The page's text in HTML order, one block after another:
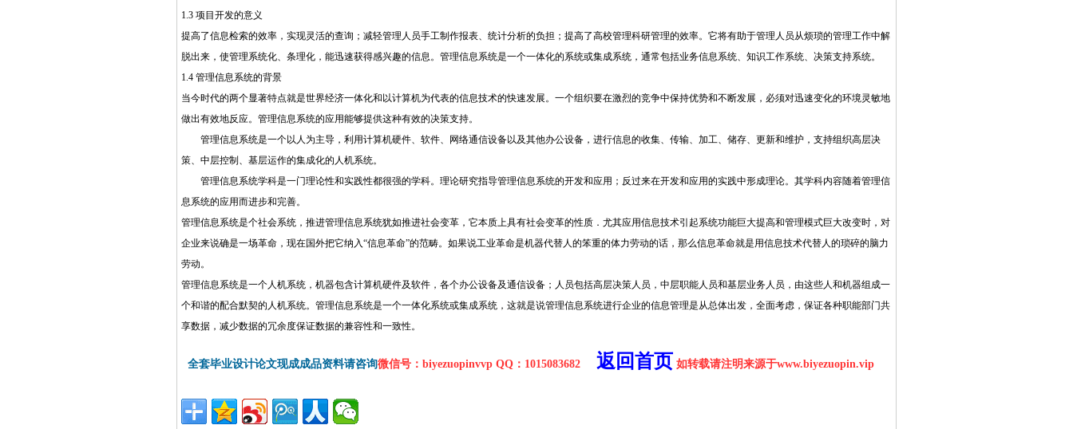
1.3 项目开发的意义
提高了信息检索的效率，实现灵活的查询；减轻管理人员手工制作报表、统计分析的负担；提高了高校管理科研管理的效率。它将有助于管理人员从烦琐的管理工作中解
脱出来，使管理系统化、条理化，能迅速获得感兴趣的信息。管理信息系统是一个一体化的系统或集成系统，通常包括业务信息系统、知识工作系统、决策支持系统。
1.4 管理信息系统的背景
当今时代的两个显著特点就是世界经济一体化和以计算机为代表的信息技术的快速发展。一个组织要在激烈的竞争中保持优势和不断发展，必须对迅速变化的环境灵敏地
做出有效地反应。管理信息系统的应用能够提供这种有效的决策支持。
管理信息系统是一个以人为主导，利用计算机硬件、软件、网络通信设备以及其他办公设备，进行信息的收集、传输、加工、储存、更新和维护，支持组织高层决
策、中层控制、基层运作的集成化的人机系统。
管理信息系统学科是一门理论性和实践性都很强的学科。理论研究指导管理信息系统的开发和应用；反过来在开发和应用的实践中形成理论。其学科内容随着管理信
息系统的应用而进步和完善。
管理信息系统是个社会系统，推进管理信息系统犹如推进社会变革，它本质上具有社会变革的性质．尤其应用信息技术引起系统功能巨大提高和管理模式巨大改变时，对
企业来说确是一场革命，现在国外把它纳入“信息革命”的范畴。如果说工业革命是机器代替人的笨重的体力劳动的话，那么信息革命就是用信息技术代替人的琐碎的脑力
劳动。
管理信息系统是一个人机系统，机器包含计算机硬件及软件，各个办公设备及通信设备；人员包括高层决策人员，中层职能人员和基层业务人员，由这些人和机器组成一
个和谐的配合默契的人机系统。管理信息系统是一个一体化系统或集成系统，这就是说管理信息系统进行企业的信息管理是从总体出发，全面考虑，保证各种职能部门共
享数据，减少数据的冗余度保证数据的兼容性和一致性。
全套毕业设计论文现成成品资料请咨询微信号：biyezuopinvvp QQ：1015083682 返回首页 如转载请注明来源于www.biyezuopin.vip